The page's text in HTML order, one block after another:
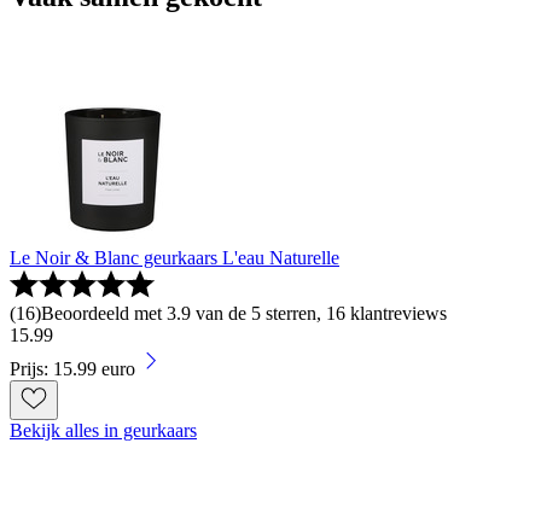
Le Noir & Blanc geurkaars L'eau Naturelle
(16)Beoordeeld met 3.9 van de 5 sterren, 16 klantreviews
15.99
Prijs: 15.99 euro
Bekijk alles in geurkaars